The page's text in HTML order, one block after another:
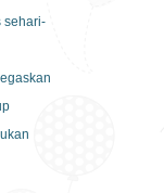
sehari-